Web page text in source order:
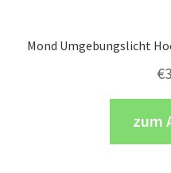
Mond Umgebungslicht
€
zum